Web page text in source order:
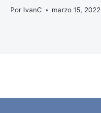
Por IvanC marzo 15, 2022